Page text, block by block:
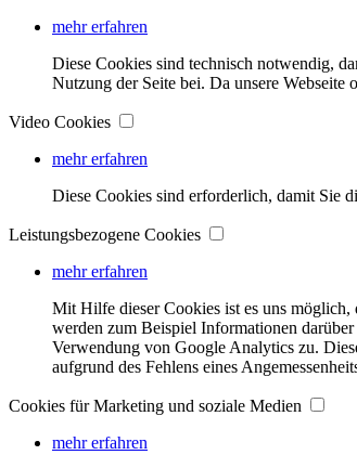
mehr erfahren
Diese Cookies sind technisch notwendig,
Nutzung der Seite bei. Da unsere
Video Cookies
mehr erfahren
Diese Cookies sind erforderlich, damit Sie
Leistungsbezogene Cookies
mehr erfahren
Mit Hilfe dieser Cookies ist es uns möglich,
werden zum Beispiel Informationen
Verwendung von Google Analytics zu.
aufgrund des Fehlens eines
Cookies für Marketing und soziale Medien
mehr erfahren